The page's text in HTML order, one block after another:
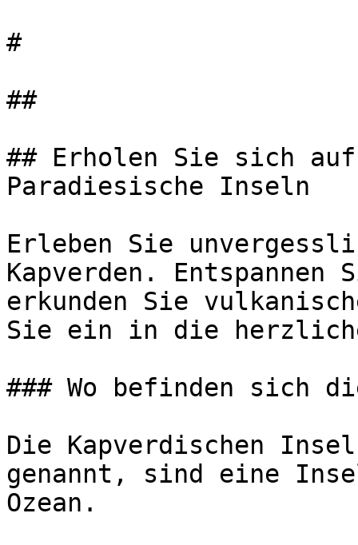
#
##
## Erholen Sie sich
Paradiesische Inseln
Erleben Sie
Kapverden. Entspannen
erkunden Sie
Sie ein in die
### Wo befinden sich
Die Kapverdischen
genannt, sind eine
Ozean.